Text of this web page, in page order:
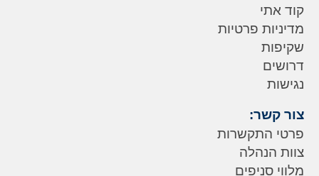
קוד אתי
מדיניות פרטיות
שקיפות
דרושים
נגישות
צור קשר:
פרטי התקשרות
צוות הנהלה
מלווי סניפים